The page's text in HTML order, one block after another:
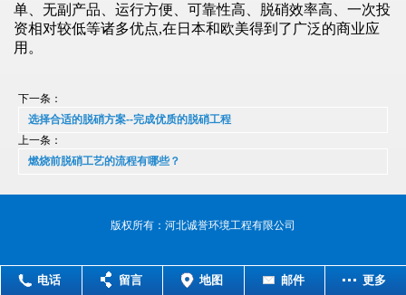
单、无副产品、运行方便、可靠性高、脱硝效率高、一次投
资相对较低等诸多优点,在日本和欧美得到了广泛的商业应
用。
下一条：
选择合适的脱硝方案--完成优质的脱硝工程
上一条：
燃烧前脱硝工艺的流程有哪些？
版权所有：河北诚誉环境工程有限公司
电话 留言 地图 邮件 更多